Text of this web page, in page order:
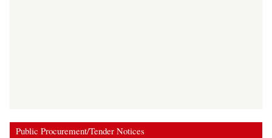
Public Procurement/Tender Notices